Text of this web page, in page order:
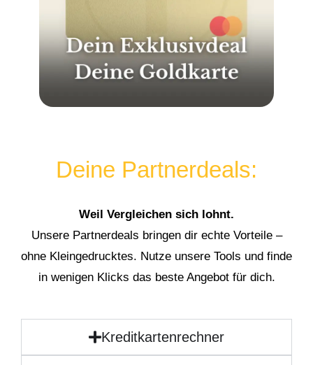
Deine Partnerdeals:
Weil Vergleichen sich lohnt.
Unsere Partnerdeals bringen dir echte Vorteile –
ohne Kleingedrucktes. Nutze unsere Tools und finde
in wenigen Klicks das beste Angebot für dich.
Kreditkartenrechner